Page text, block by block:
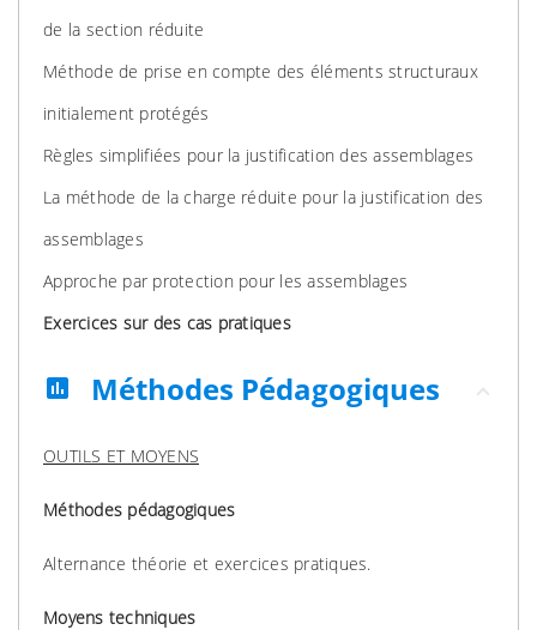
de la section réduite
Méthode de prise en compte des éléments structuraux
initialement protégés
Règles simplifiées pour la justification des assemblages
La méthode de la charge réduite pour la justification des
assemblages
Approche par protection pour les assemblages
Exercices sur des cas pratiques
assessment Méthodes Pédagogiques
OUTILS ET MOYENS
Méthodes pédagogiques
Alternance théorie et exercices pratiques.
Moyens techniques